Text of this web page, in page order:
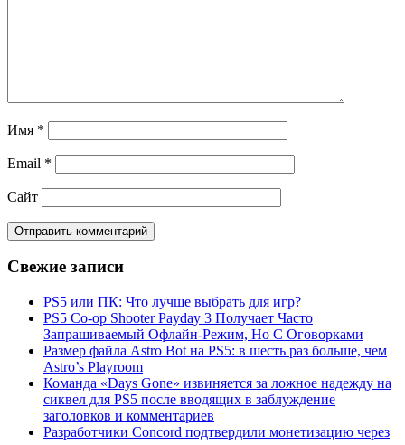
Имя *
Email *
Сайт
Свежие записи
PS5 или ПК: Что лучше выбрать для игр?
PS5 Co-op Shooter Payday 3 Получает Часто
Запрашиваемый Офлайн-Режим, Но С Оговорками
Размер файла Astro Bot на PS5: в шесть раз больше, чем
Astro’s Playroom
Команда «Days Gone» извиняется за ложное надежду на
сиквел для PS5 после вводящих в заблуждение
заголовков и комментариев
Разработчики Concord подтвердили монетизацию через